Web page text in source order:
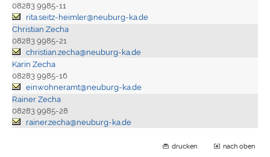
08283 9985-11
rita.seitz-heimler@neuburg-ka.de
Christian Zecha
08283 9985-21
christian.zecha@neuburg-ka.de
Karin Zecha
08283 9985-16
einwohneramt@neuburg-ka.de
Rainer Zecha
08283 9985-28
rainer.zecha@neuburg-ka.de
drucken nach oben